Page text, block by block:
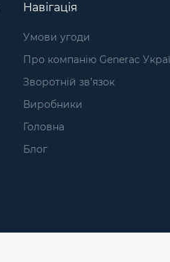
Навігація
Умови угоди
Про компанію Generac
Зворотній зв’язок
Виробники
Головна
Блог